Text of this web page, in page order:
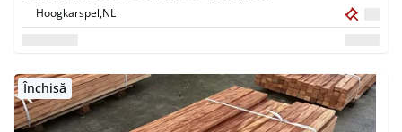
Hoogkarspel,NL
Închisă